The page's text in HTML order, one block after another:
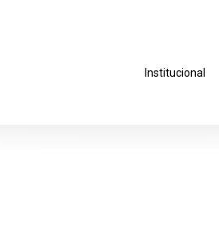
Institucional